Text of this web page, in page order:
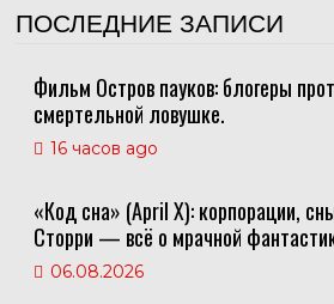
ПОСЛЕДНИЕ ЗАПИСИ
Фильм Остров пауков: блогеры
смертельной ловушке.
16 часов ago
«Код сна» (April X): корпорации,
Сторри — всё о мрачной
06.08.2026